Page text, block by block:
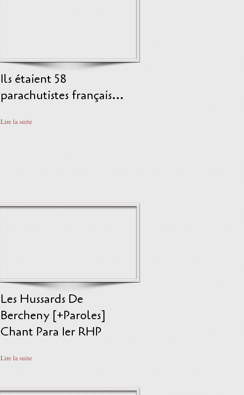
Ils étaient 58
parachutistes français...
Lire la suite
Les Hussards De
Bercheny [+Paroles]
Chant Para 1er RHP
Lire la suite